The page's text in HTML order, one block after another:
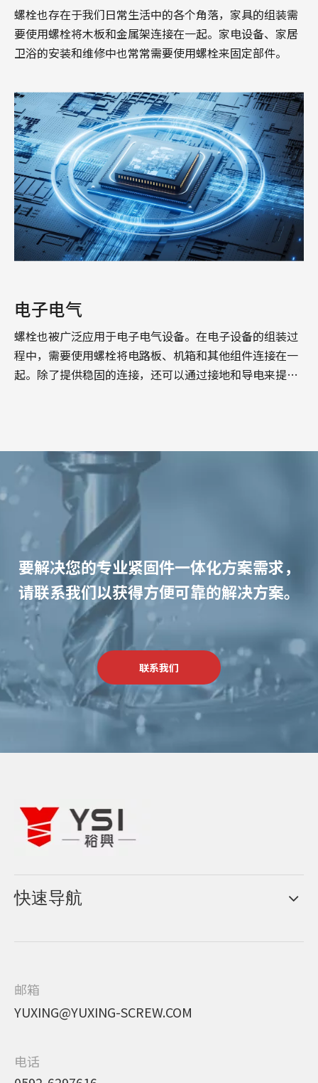
螺栓也存在于我们日常生活中的各个角落，家具的组装需
要使用螺栓将木板和金属架连接在一起。家电设备、家居
卫浴的安装和维修中也常常需要使用螺栓来固定部件。
电子电气
螺栓也被广泛应用于电子电气设备。在电子设备的组装过
程中，需要使用螺栓将电路板、机箱和其他组件连接在一
起。除了提供稳固的连接，还可以通过接地和导电来提供
要解决您的专业紧固件一体化方案需求，
请联系我们以获得方便可靠的解决方案。
联系我们
快速导航
邮箱
YUXING@YUXING-SCREW.COM
电话